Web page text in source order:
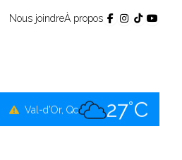
Nous joindreÀ propos
Val-d'Or, Qc 27°C